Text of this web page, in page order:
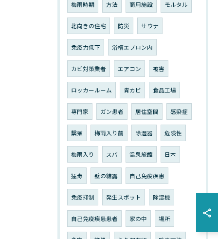
梅雨時期 方法 商用施設 モルタル
北向きの住宅 防災 サウナ
免疫力低下 浴槽エプロン内
カビ対策業者 エアコン 被害
ロッカールーム 青カビ 食品工場
専門家 ガン患者 居住空間 感染症
繫殖 梅雨入り前 除湿器 危険性
梅雨入り スパ 温泉旅館 日本
猛毒 壁の結露 自己免疫疾患
免疫抑制 発生スポット 除湿機
自己免疫疾患患者 家の中 場所